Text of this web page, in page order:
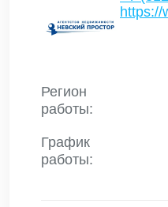
https://
Регион
работы:
График
работы: